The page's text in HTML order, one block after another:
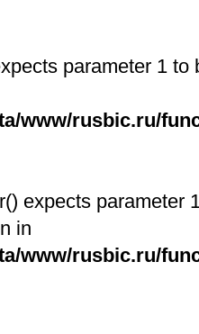
parameter 1 to
www/rusbic.ru/
expects parameter
in
www/rusbic.ru/